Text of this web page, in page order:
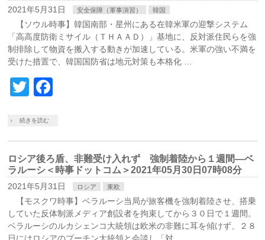
2021年5月31日 安全保障（軍事演習） 韓国
【ソウル時事】韓国南部・星州にある在韓米軍の迎撃システム
「高高度防衛ミサイル（ＴＨＡＡＤ）」基地に、反対派住民らを強
制排除して物資を搬入する動きが加速している。米軍の強い不満を
受けた措置で、韓国国防省は地元対策も本格化 …
Twitter
続きを読む
ロシア後ろ盾、非難受け入れず 強制着陸から１週間―ベ
ラルーシ＜時事ドットコム＞2021年05月30日07時08分
2021年5月31日 ロシア 東欧
【モスクワ時事】ベラルーシ当局が旅客機を強制着陸させ、搭乗
していた反体制派メディア創設者を拘束してから３０日で１週間。
ベラルーシのルカシェンコ大統領は欧米の非難に耳を傾けず、２８